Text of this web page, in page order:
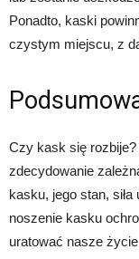
Ponadto, kaski
czystym miejscu, z
Czy kask się
zdecydowanie
kasku, jego stan,
noszenie kasku
uratować nasze